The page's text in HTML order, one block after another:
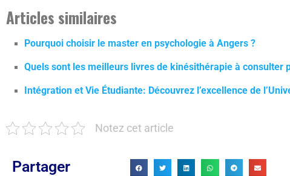
Articles similaires
Pourquoi choisir le master en psychologie à Angers ?
Quels sont les meilleurs livres de kinésithérapie à consulter
Intégration et Vie Étudiante: Découvrez l’excellence de
Notez cet article
Partager